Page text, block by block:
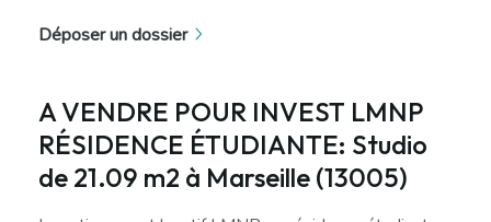
Déposer un dossier
A VENDRE POUR INVEST LMNP
RÉSIDENCE ÉTUDIANTE: Studio
de 21.09 m2 à Marseille (13005)